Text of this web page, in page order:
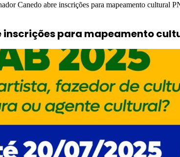
Canedo abre inscrições para mapeamento cultural
inscrições para mapeamento